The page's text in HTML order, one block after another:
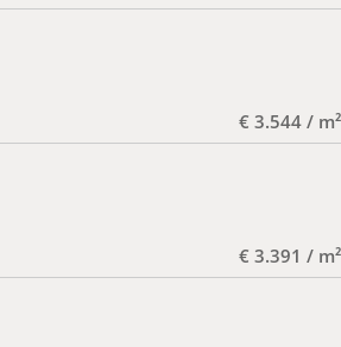
€ 3.544 / m²
€ 3.391 / m²